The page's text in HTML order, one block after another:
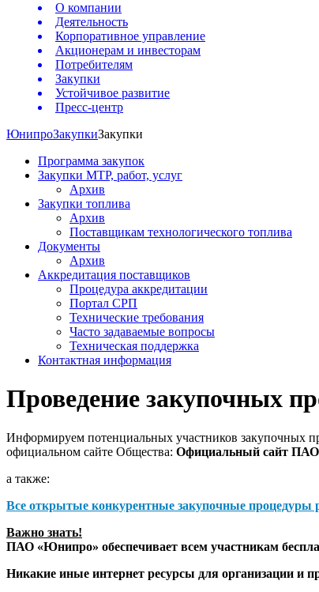
О компании
Деятельность
Корпоративное управление
Акционерам и инвесторам
Потребителям
Закупки
Устойчивое развитие
Пресс-центр
ЮнипроЗакупкиЗакупки
Программа закупок
Закупки МТР, работ, услуг
Архив
Закупки топлива
Архив
Поставщикам технологического топлива
Документы
Архив
Аккредитация поставщиков
Процедура аккредитации
Портал СРП
Технические требования
Часто задаваемые вопросы
Техническая поддержка
Контактная информация
Проведение закупочных
Информируем потенциальных участников закупочных
официальном сайте Общества: Официальный сайт
а также:
Все открытые конкурентные закупочные процедуры
Важно знать!
ПАО «Юнипро» обеспечивает всем участникам
Никакие иные интернет ресурсы для организации и